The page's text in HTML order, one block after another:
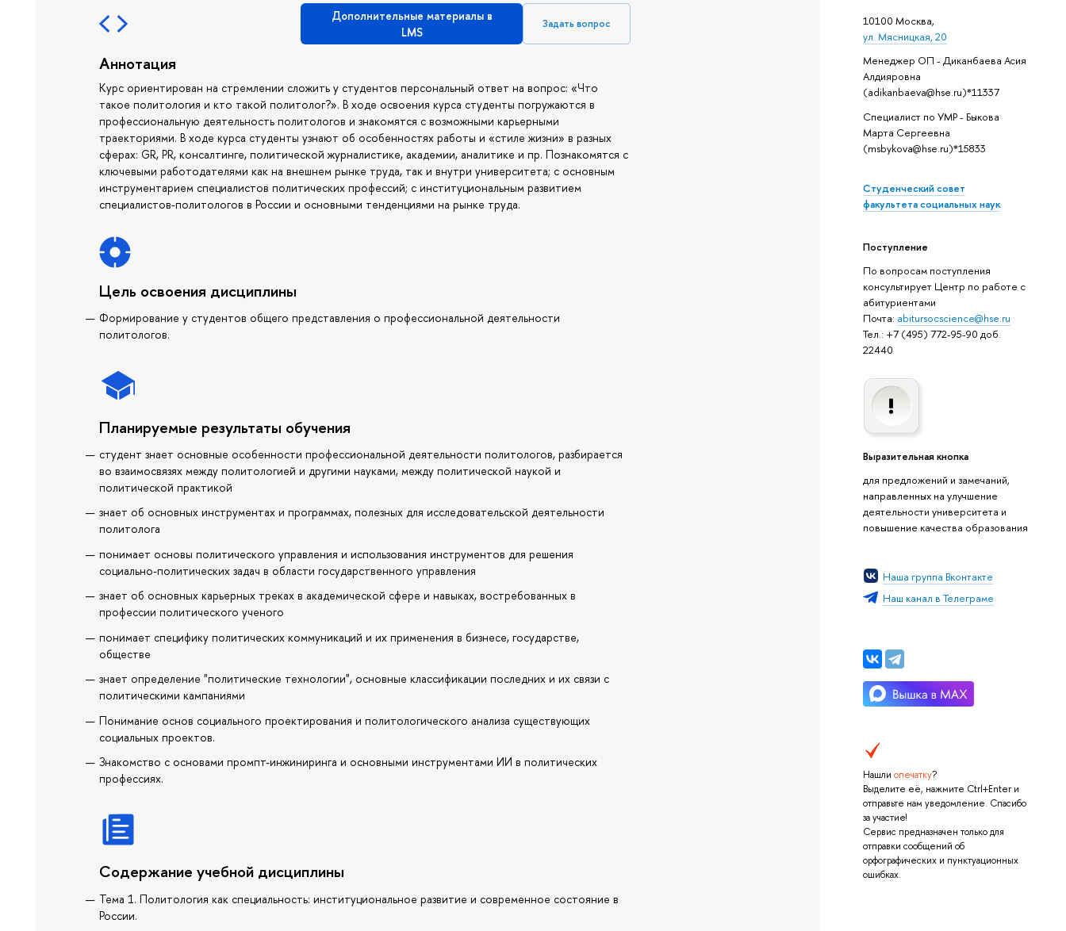
10100 Москва,
ул. Мясницкая, 20
Менеджер ОП - Диканбаева Асия
Алдияровна
(adikanbaeva@hse.ru)*11337
Специалист по УМР - Быкова
Марта Сергеевна
(msbykova@hse.ru)*15833
Студенческий совет
факультета социальных наук
Поступление
По вопросам поступления
консультирует Центр по работе с
абитуриентами
Почта: abitursocscience@hse.ru
Тел.: +7 (495) 772-95-90 доб.
22440
Выразительная кнопка
для предложений и замечаний,
направленных на улучшение
деятельности университета и
повышение качества образования
Наша группа Вконтакте
Наш канал в Телеграме
Нашли опечатку?
Выделите её, нажмите Ctrl+Enter и
отправьте нам уведомление. Спасибо
за участие!
Сервис предназначен только для
отправки сообщений об
орфографических и пунктуационных
ошибках.
Дополнительные материалы в
LMS
Задать вопрос
Аннотация
Курс ориентирован на стремлении сложить у студентов персональный ответ на вопрос: «Что
такое политология и кто такой политолог?». В ходе освоения курса студенты погружаются в
профессиональную деятельность политологов и знакомятся с возможными карьерными
траекториями. В ходе курса студенты узнают об особенностях работы и «стиле жизни» в разных
сферах: GR, PR, консалтинге, политической журналистике, академии, аналитике и пр. Познакомятся с
ключевыми работодателями как на внешнем рынке труда, так и внутри университета; с основным
инструментарием специалистов политических профессий; с институциональным развитием
специалистов-политологов в России и основными тенденциями на рынке труда.
Цель освоения дисциплины
Формирование у студентов общего представления о профессиональной деятельности
политологов.
Планируемые результаты обучения
студент знает основные особенности профессиональной деятельности политологов, разбирается
во взаимосвязях между политологией и другими науками, между политической наукой и
политической практикой
знает об основных инструментах и программах, полезных для исследовательской деятельности
политолога
понимает основы политического управления и использования инструментов для решения
социально-политических задач в области государственного управления
знает об основных карьерных треках в академической сфере и навыках, востребованных в
профессии политического ученого
понимает специфику политических коммуникаций и их применения в бизнесе, государстве,
обществе
знает определение "политические технологии", основные классификации последних и их связи с
политическими кампаниями
Понимание основ социального проектирования и политологического анализа существующих
социальных проектов.
Знакомство с основами промпт-инжиниринга и основными инструментами ИИ в политических
профессиях.
Содержание учебной дисциплины
Тема 1. Политология как специальность: институциональное развитие и современное состояние в
России.